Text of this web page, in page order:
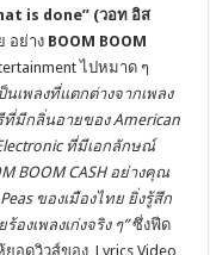
is done” (วอท อิส
อย่าง BOOM BOOM
ไปหมาด ๆ
นเพลงที่แตกต่างจากเพลง
ที่มีกลิ่นอายของAmerican
ที่มีเอกลักษณ์
BOOM CASHอย่างคุณ
ของเมืองไทย ยิ่งรู้สึก
งเพลงเก่งจริง ๆ” ซึ่งฟีด
อดวิวส์ของ Lyrics Video